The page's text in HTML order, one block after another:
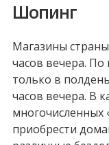
Шопинг
Магазины
часов вечера.
только в
часов вечера. В
приобрести